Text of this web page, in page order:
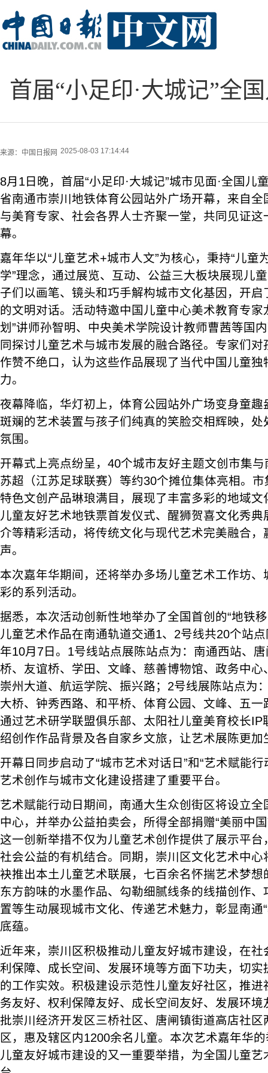
首届“小足印·大城记”全
来源： 中国日报网 2025-08-03 17:14:44
8月1日晚，首届“小足印·大城记”城市见面·全国儿
省南通市崇川地铁体育公园站外广场开幕，来自
与美育专家、社会各界人士齐聚一堂，共同见证
幕。
嘉年华以“儿童艺术+城市人文”为核心，秉持“儿童
学”理念，通过展览、互动、公益三大板块展现儿
子们以画笔、镜头和巧手解构城市文化基因，开
的文明对话。活动特邀中国儿童中心美术教育专家
划”讲师孙智明、中央美术学院设计教师曹茜等国
同探讨儿童艺术与城市发展的融合路径。专家们
作赞不绝口，认为这些作品展现了当代中国儿童独
力。
夜幕降临，华灯初上，体育公园站外广场变身童
斑斓的艺术装置与孩子们纯真的笑脸交相辉映，
氛围。
开幕式上亮点纷呈，40个城市友好主题文创市集
苏超（江苏足球联赛）等约30个摊位集体亮相。
特色文创产品琳琅满目，展现了丰富多彩的地域
儿童友好艺术地铁票首发仪式、醒狮贺喜文化秀
介等精彩活动，将传统文化与现代艺术完美融合，
声。
本次嘉年华期间，还将举办多场儿童艺术工作坊
彩的系列活动。
据悉，本次活动创新性地举办了全国首创的“地铁
儿童艺术作品在南通轨道交通1、2号线共20个站
年10月7日。1号线站点展陈站点为：南通西站、
桥、友谊桥、学田、文峰、慈善博物馆、政务中
崇州大道、航运学院、振兴路；2号线展陈站点为
大桥、钟秀西路、和平桥、体育公园、文峰、五
通过艺术研学联盟俱乐部、太阳社儿童美育校长IP
绍创作作品背景及各自家乡文旅，让艺术展陈更加
开幕日同步启动了“城市艺术对话日”和“艺术赋能
艺术创作与城市文化建设搭建了重要平台。
艺术赋能行动日期间，南通大生众创街区将设立
中心，并举办公益拍卖会，所得全部捐赠“美丽中
这一创新举措不仅为儿童艺术创作提供了展示平
社会公益的有机结合。同期，崇川区文化艺术中
袂推出本土儿童艺术联展，七百余名怀揣艺术梦
东方韵味的水墨作品、勾勒细腻线条的线描创作
置等生动展现城市文化、传递艺术魅力，彰显南通
底蕴。
近年来，崇川区积极推动儿童友好城市建设，在
利保障、成长空间、发展环境等方面下功夫，切
的工作实效。积极建设示范性儿童友好社区，推
务友好、权利保障友好、成长空间友好、发展环
批崇川经济开发区三桥社区、唐闸镇街道高店社
区，惠及辖区内1200余名儿童。本次艺术嘉年华
儿童友好城市建设的又一重要举措，为全国儿童